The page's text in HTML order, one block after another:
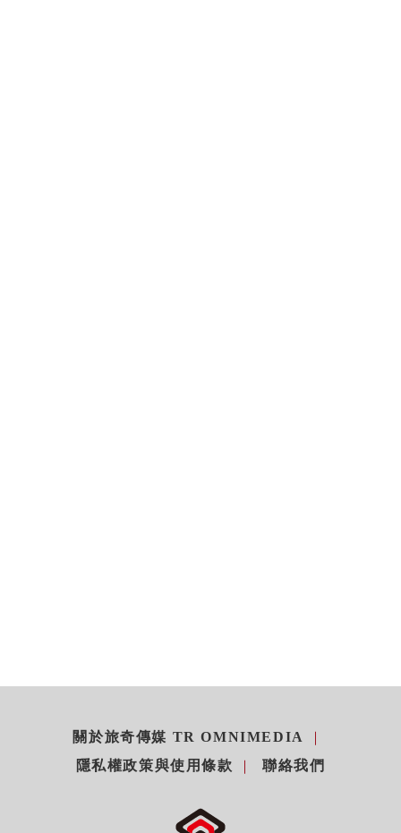
關於旅奇傳媒 TR OMNIMEDIA
隱私權政策與使用條款
聯絡我們